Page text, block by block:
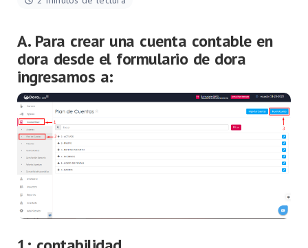
A. Para crear una cuenta contable en
dora desde el formulario de dora
ingresamos a: